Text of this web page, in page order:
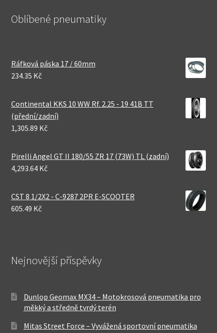
Oblíbené pneumatiky
Ráfková páska 17 / 60mm
234.35 Kč
Continental KKS 10 WW Rf. 2.25 - 19 41B TT
(přední/zadní)
1,305.89 Kč
Pirelli Angel GT II 180/55 ZR 17 (73W) TL (zadní)
4,293.64 Kč
CST 8 1/2X2 - C-9287 2PR E-SCOOTER
605.49 Kč
Nejnovější příspěvky
Dunlop Geomax MX34 – Motokrosová pneumatika pro
měkký a středně tvrdý terén
Mitas Street Force – Vyvážená sportovní pneumatika